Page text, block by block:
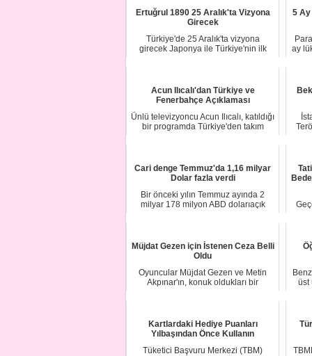
Ertuğrul 1890 25 Aralık'ta Vizyona
Girecek
Türkiye'de 25 Aralık'ta vizyona
girecek Japonya ile Türkiye'nin ilk
5 Ay
ay
Acun Ilıcalı'dan Türkiye ve
Fenerbahçe Açıklaması
Ünlü televizyoncu Acun Ilıcalı, katıldığı
bir programda Türkiye'den takım
Cari denge Temmuz'da 1,16 milyar
Dolar fazla verdi
Bir önceki yılın Temmuz ayında 2
milyar 178 milyon ABD dolarıaçık
Müjdat Gezen için İstenen Ceza Belli
Oldu
Oyuncular Müjdat Gezen ve Metin
Akpınar'ın, konuk oldukları bir
üst
Kartlardaki Hediye Puanları
Yılbaşından Önce Kullanın
Tüketici Başvuru Merkezi (TBM)